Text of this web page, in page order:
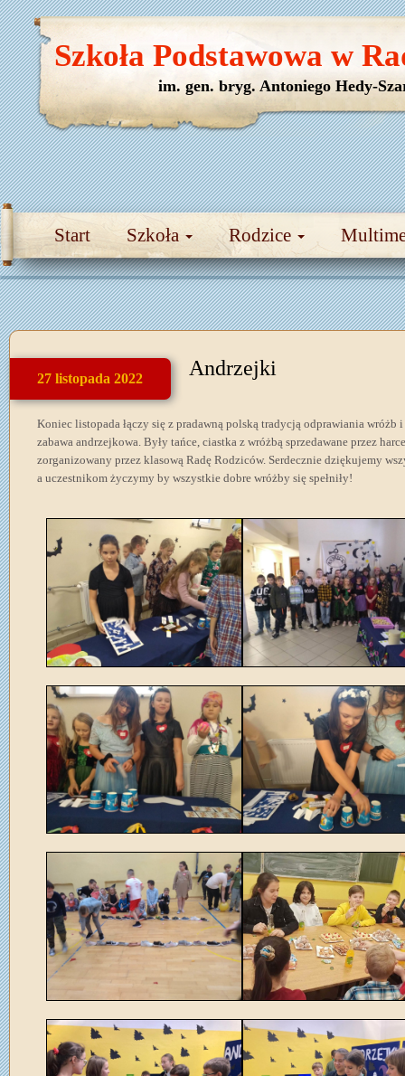
Start Szkoła Rodzice
Szkoła Podstawowa w
im. gen. bryg. Antoniego Hedy-
27 listopada 2022 Andrzejki
Koniec listopada łączy się z pradawną polską tradycją odprawiania wróżb
zabawa andrzejkowa. Były tańce, ciastka z wróżbą sprzedawane przez
zorganizowany przez klasową Radę Rodziców. Serdecznie dziękujemy
a uczestnikom życzymy by wszystkie dobre wróżby się spełniły!